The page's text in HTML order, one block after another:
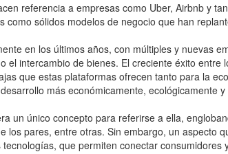
referencia a empresas como Uber, Airbnb y
sólidos modelos de negocio que han
en los últimos años, con múltiples y nuevas
intercambio de bienes. El creciente éxito entre
que estas plataformas ofrecen tanto para la
más económicamente, ecológicamente
un único concepto para referirse a ella,
pares, entre otras. Sin embargo, un aspecto
que permiten conectar